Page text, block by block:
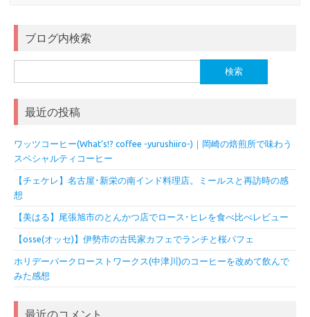
ブログ内検索
索:
最近の投稿
ワッツコーヒー(What’s!? coffee -yurushiiro-)｜岡崎の焙煎所で味わう
スペシャルティコーヒー
【チェケレ】名古屋･新栄の南インド料理店。ミールスと再訪時の感
想
【美はる】尾張旭市のとんかつ店でロース･ヒレを食べ比べレビュー
【osse(オッセ)】伊勢市の古民家カフェでランチと桜パフェ
ホリデーパークローストワークス(中津川)のコーヒーを改めて飲んで
みた感想
最近のコメント